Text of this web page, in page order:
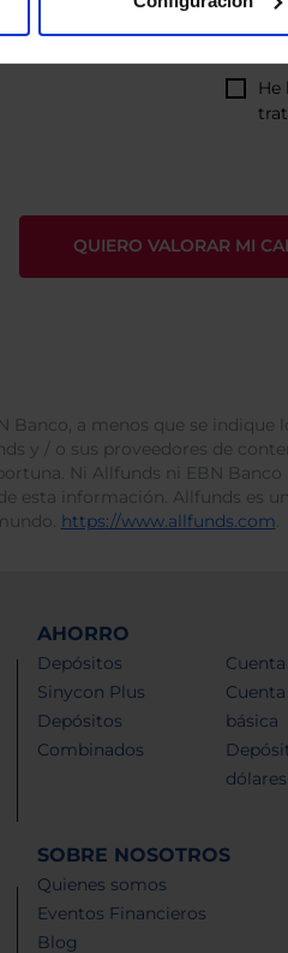
He
Banco, a menos que se
y / o sus proveedores de
Ni Allfunds ni EBN
esta información. Allfunds es
https://www.allfunds.com.
AHORRO
Depósitos
Sinycon Plus
Depósitos
Combinados
básica
dólares
SOBRE NOSOTROS
Quienes somos
Eventos Financieros
Blog